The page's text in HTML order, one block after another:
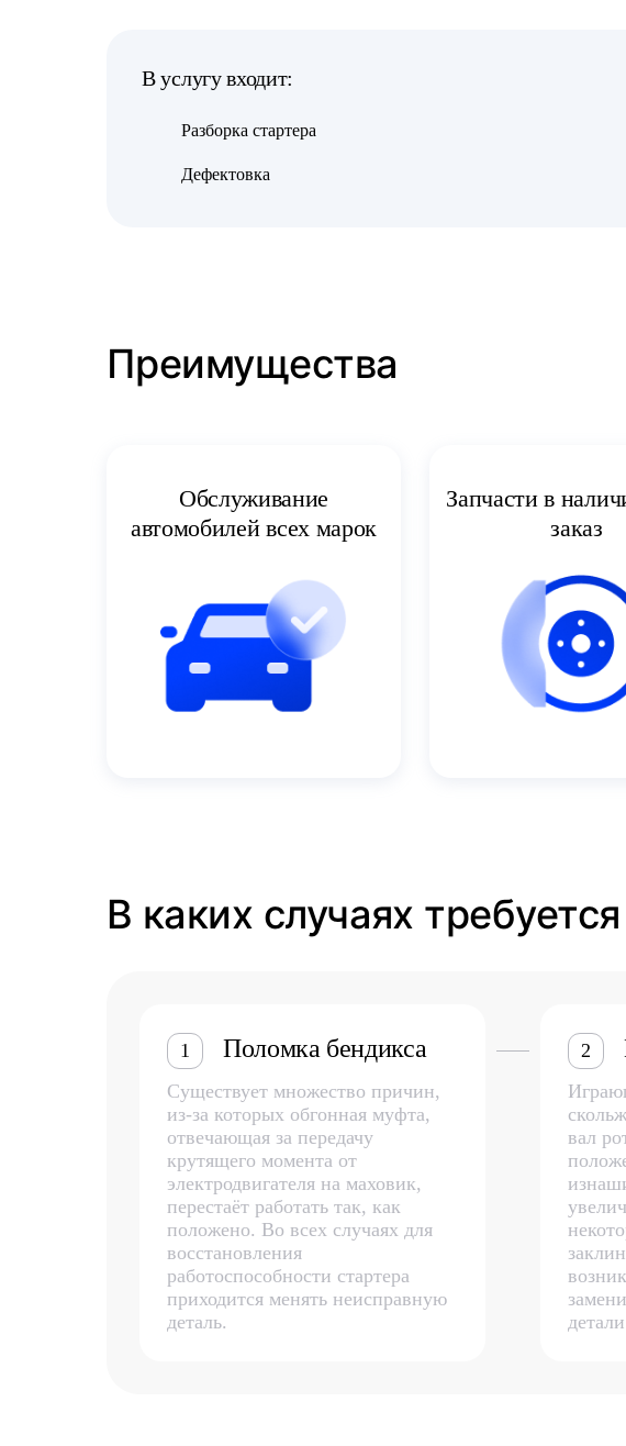
В услугу входит:
Разборка стартера
Дефектовка
Преимущества
Обслуживание
автомобилей всех марок
Запчасти в
заказ
В каких случаях
1 Поломка бендикса
Существует множество причин,
из-за которых обгонная муфта,
отвечающая за передачу
крутящего момента от
электродвигателя на маховик,
перестаёт работать так, как
положено. Во всех случаях для
восстановления
работоспособности стартера
приходится менять неисправную
деталь.
2
вал